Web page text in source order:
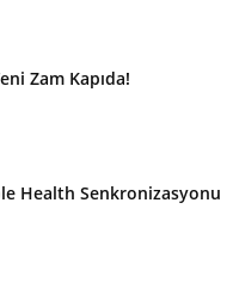
Zam Kapıda!
Health Senkronizasyonu